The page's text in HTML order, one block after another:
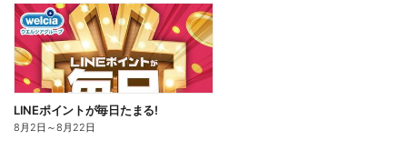
LINEポイントが毎日たまる!
8月2日 ～8月22日